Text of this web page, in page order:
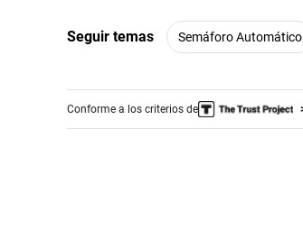
Seguir temas Semáforo Automático
Conforme a los criterios de